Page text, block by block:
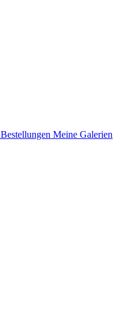
Bestellungen Meine Galerien